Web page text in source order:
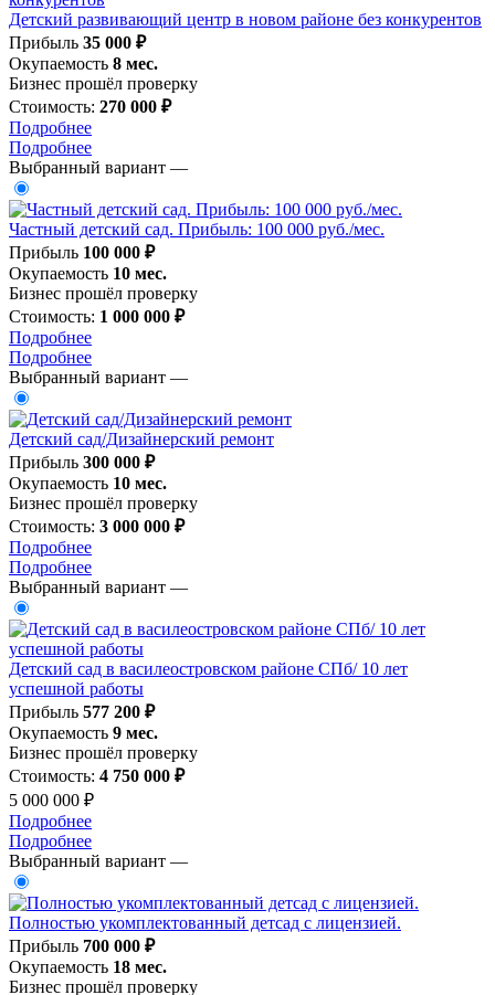
Детский развивающий центр в новом районе без конкурентов
Прибыль 35 000 ₽
Окупаемость 8 мес.
Бизнес прошёл проверку
Стоимость: 270 000 ₽
Подробнее
Подробнее
Выбранный вариант —
Частный детский сад. Прибыль: 100 000 руб./мес.
Прибыль 100 000 ₽
Окупаемость 10 мес.
Бизнес прошёл проверку
Стоимость: 1 000 000 ₽
Подробнее
Подробнее
Выбранный вариант —
Детский сад/Дизайнерский ремонт
Прибыль 300 000 ₽
Окупаемость 10 мес.
Бизнес прошёл проверку
Стоимость: 3 000 000 ₽
Подробнее
Подробнее
Выбранный вариант —
Детский сад в василеостровском районе СПб/ 10 лет
успешной работы
Прибыль 577 200 ₽
Окупаемость 9 мес.
Бизнес прошёл проверку
Стоимость: 4 750 000 ₽
5 000 000 ₽
Подробнее
Подробнее
Выбранный вариант —
Полностью укомплектованный детсад с лицензией.
Прибыль 700 000 ₽
Окупаемость 18 мес.
Бизнес прошёл проверку